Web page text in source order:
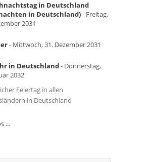
in Deutschland
in Deutschland)- Freitag,
2031
- Mittwoch, 31. Dezember 2031
in Deutschland- Donnerstag,
2032
Feiertag in allen
in Deutschland
...